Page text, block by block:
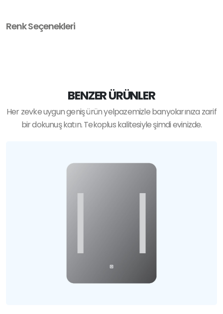
Renk Seçenekleri
BENZER ÜRÜNLER
Her zevke uygun geniş ürün yelpazemizle banyolarınıza zarif
bir dokunuş katın. Tekoplus kalitesiyle şimdi evinizde.